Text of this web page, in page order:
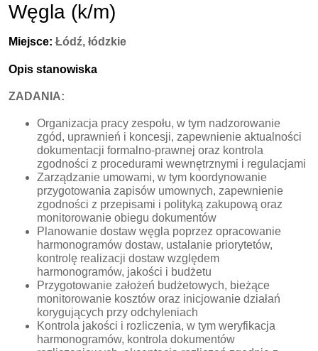
Węgla (k/m)
Miejsce:Łódź, łódzkie
Opis stanowiska
ZADANIA:
Organizacja pracy zespołu, w tym nadzorowanie
zgód, uprawnień i koncesji, zapewnienie aktualności
dokumentacji formalno-prawnej oraz kontrola
zgodności z procedurami wewnętrznymi i regulacjami
Zarządzanie umowami, w tym koordynowanie
przygotowania zapisów umownych, zapewnienie
zgodności z przepisami i polityką zakupową oraz
monitorowanie obiegu dokumentów
Planowanie dostaw węgla poprzez opracowanie
harmonogramów dostaw, ustalanie priorytetów,
kontrolę realizacji dostaw względem
harmonogramów, jakości i budżetu
Przygotowanie założeń budżetowych, bieżące
monitorowanie kosztów oraz inicjowanie działań
korygujących przy odchyleniach
Kontrola jakości i rozliczenia, w tym weryfikacja
harmonogramów, kontrola dokumentów